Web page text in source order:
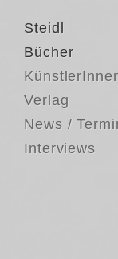
Steidl
Bücher
Verlag
News /
Interviews